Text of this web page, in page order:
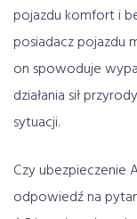
pojazdu komfort i
posiadacz pojazdu
on spowoduje
działania sił
sytuacji.
Czy ubezpieczenie
odpowiedź na